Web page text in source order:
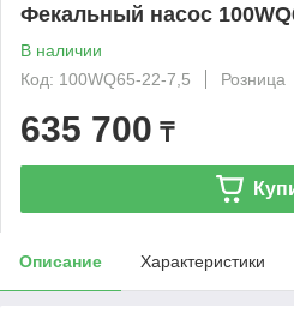
Фекальный насос
В наличии
Код: 100WQ65-22-7,5
Розница
635 700 ₸
Описание Характеристики